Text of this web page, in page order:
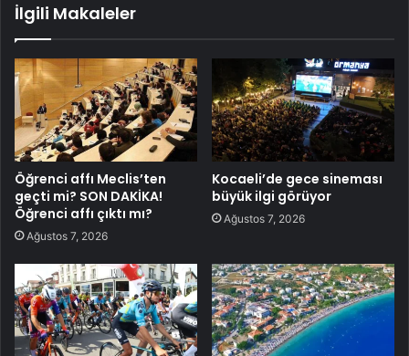
İlgili Makaleler
Öğrenci affı Meclis’ten
geçti mi? SON DAKİKA!
Öğrenci affı çıktı mı?
Ağustos 7, 2026
Kocaeli’de gece sineması
büyük ilgi görüyor
Ağustos 7, 2026